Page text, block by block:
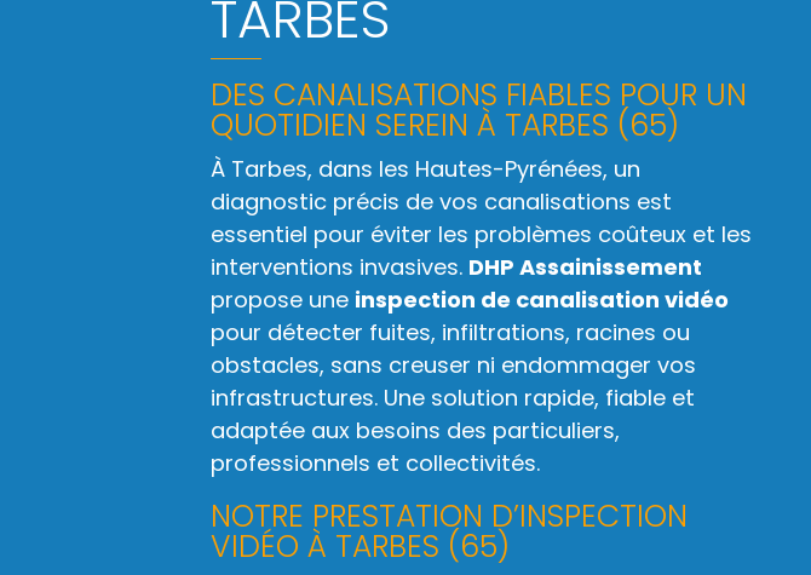
TARBES
DES CANALISATIONS FIABLES POUR UN
QUOTIDIEN SEREIN À TARBES (65)
À Tarbes, dans les Hautes-Pyrénées, un
diagnostic précis de vos canalisations est
essentiel pour éviter les problèmes coûteux et les
interventions invasives. DHP Assainissement
propose une inspection de canalisation vidéo
pour détecter fuites, infiltrations, racines ou
obstacles, sans creuser ni endommager vos
infrastructures. Une solution rapide, fiable et
adaptée aux besoins des particuliers,
professionnels et collectivités.
NOTRE PRESTATION D’INSPECTION
VIDÉO À TARBES (65)